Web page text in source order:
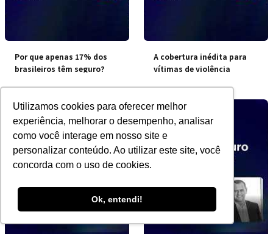
Utilizamos cookies para oferecer melhor
experiência, melhorar o desempenho, analisar
como você interage em nosso site e
personalizar conteúdo. Ao utilizar este site, você
concorda com o uso de cookies.
Ok, entendi!
Por que apenas 17% dos
brasileiros têm seguro?
A cobertura inédita para
vítimas de violência